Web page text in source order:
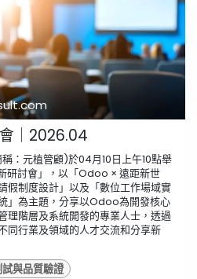
｜2026.04
：元植管顧)於04月10日上午10點舉
研討會」，以「Odoo × 遠距新世
假制度設計」以及「數位工作場域實
」為主題，分享以Odoo為開發核心
理階層及系統開發的專業人士，透過
同行業及領域的人才交流和分享新
與品質驗證